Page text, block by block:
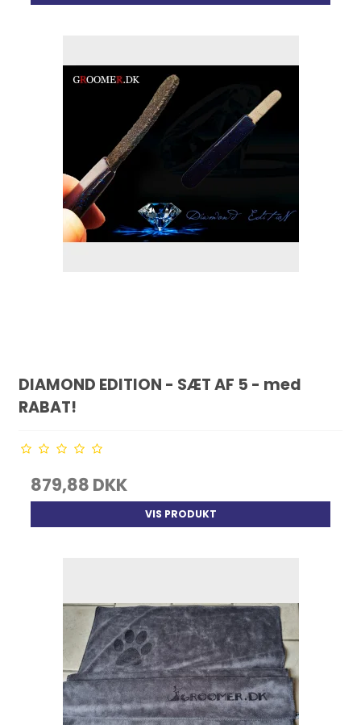
DIAMOND EDITION - SÆT AF 5 - med
RABAT!
879,88 DKK
VIS PRODUKT